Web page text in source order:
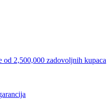
od 2,500,000 zadovoljnih kupaca